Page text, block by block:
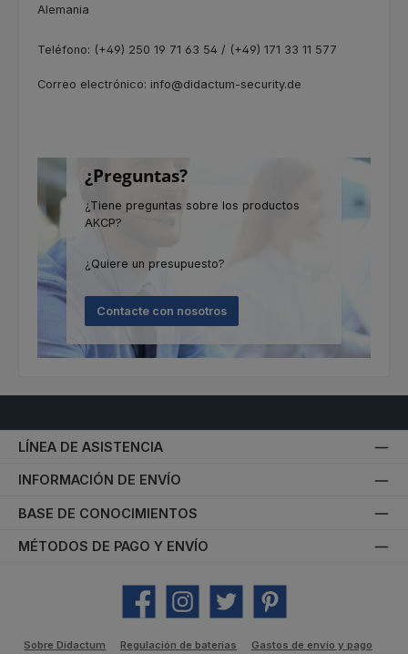
Alemania
Teléfono: (+49) 250 19 71 63 54 / (+49) 171 33 11 577
Correo electrónico: info@didactum-security.de
¿Preguntas?
¿Tiene preguntas sobre los productos
AKCP?
¿Quiere un presupuesto?
Contacte con nosotros
LÍNEA DE ASISTENCIA
INFORMACIÓN DE ENVÍO
BASE DE CONOCIMIENTOS
MÉTODOS DE PAGO Y ENVÍO
Facebook Instagram Twitter Pinterest
Sobre Didactum Regulación de baterías
Gastos de envío y pago